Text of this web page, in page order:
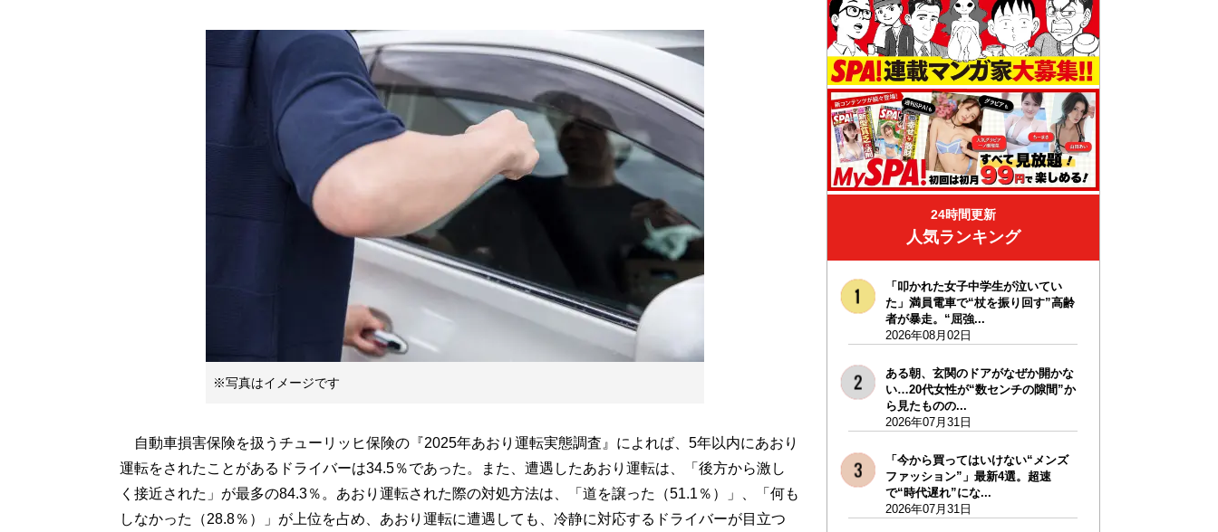
※写真はイメージです
自動車損害保険を扱うチューリッヒ保険の『2025年あおり運転実態調査』によれば、5年以内にあおり
運転をされたことがあるドライバーは34.5％であった。また、遭遇したあおり運転は、「後方から激し
く接近された」が最多の84.3％。あおり運転された際の対処方法は、「道を譲った（51.1％）」、「何も
しなかった（28.8％）」が上位を占め、あおり運転に遭遇しても、冷静に対応するドライバーが目立つ
24時間更新
人気ランキング
「叩かれた女子中学生が泣いてい
た」満員電車で“杖を振り回す”高齢
者が暴走。“屈強...
2026年08月02日
ある朝、玄関のドアがなぜか開かな
い…20代女性が“数センチの隙間”か
ら見たものの...
2026年07月31日
「今から買ってはいけない“メンズ
ファッション”」最新4選。超速
で“時代遅れ”にな...
2026年07月31日